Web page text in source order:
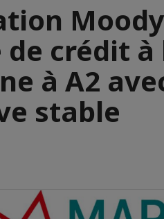
crédit à
à A2
stable